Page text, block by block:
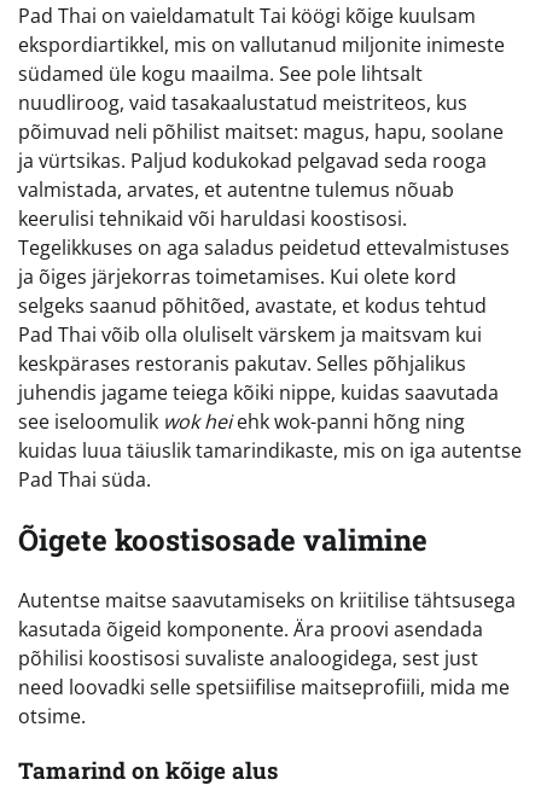
Pad Thai on vaieldamatult Tai köögi kõige kuulsam
ekspordiartikkel, mis on vallutanud miljonite inimeste
südamed üle kogu maailma. See pole lihtsalt
nuudliroog, vaid tasakaalustatud meistriteos, kus
põimuvad neli põhilist maitset: magus, hapu, soolane
ja vürtsikas. Paljud kodukokad pelgavad seda rooga
valmistada, arvates, et autentne tulemus nõuab
keerulisi tehnikaid või haruldasi koostisosi.
Tegelikkuses on aga saladus peidetud ettevalmistuses
ja õiges järjekorras toimetamises. Kui olete kord
selgeks saanud põhitõed, avastate, et kodus tehtud
Pad Thai võib olla oluliselt värskem ja maitsvam kui
keskpärases restoranis pakutav. Selles põhjalikus
juhendis jagame teiega kõiki nippe, kuidas saavutada
see iseloomulik wok heiehk wok-panni hõng ning
kuidas luua täiuslik tamarindikaste, mis on iga autentse
Pad Thai süda.
Õigete koostisosade valimine
Autentse maitse saavutamiseks on kriitilise tähtsusega
kasutada õigeid komponente. Ära proovi asendada
põhilisi koostisosi suvaliste analoogidega, sest just
need loovadki selle spetsiifilise maitseprofiili, mida me
otsime.
Tamarind on kõige alus